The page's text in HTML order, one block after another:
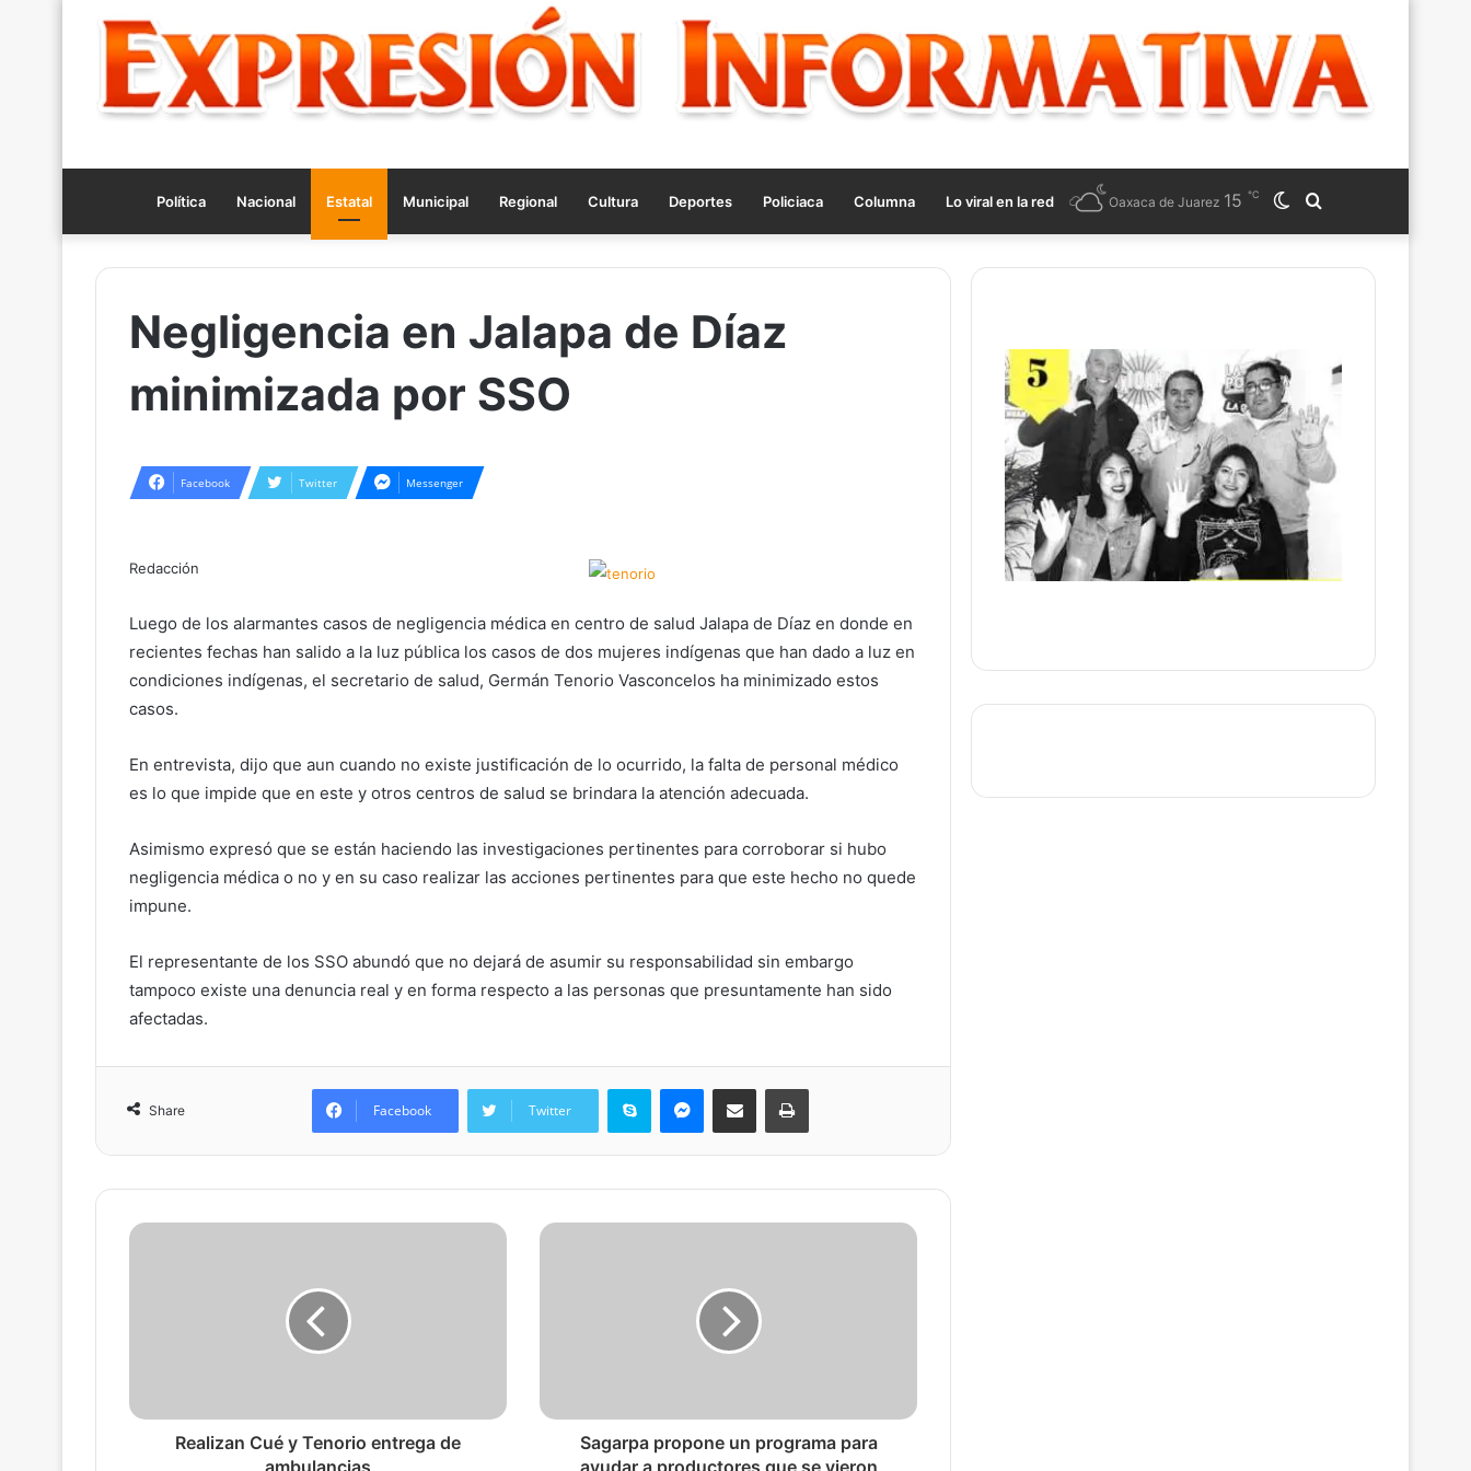
Política Nacional Estatal Municipal Regional Cultura Deportes Policiaca Columna Lo viral en la red
for
Switch
skin
Oaxaca de Juarez 15 ℃
Negligencia en Jalapa de Díaz
minimizada por SSO
Facebook Twitter Messenger
Redacción
Luego de los alarmantes casos de negligencia médica en centro de salud Jalapa de Díaz en donde en
recientes fechas han salido a la luz pública los casos de dos mujeres indígenas que han dado a luz en
condiciones indígenas, el secretario de salud, Germán Tenorio Vasconcelos ha minimizado estos
casos.
En entrevista, dijo que aun cuando no existe justificación de lo ocurrido, la falta de personal médico
es lo que impide que en este y otros centros de salud se brindara la atención adecuada.
Asimismo expresó que se están haciendo las investigaciones pertinentes para corroborar si hubo
negligencia médica o no y en su caso realizar las acciones pertinentes para que este hecho no quede
impune.
El representante de los SSO abundó que no dejará de asumir su responsabilidad sin embargo
tampoco existe una denuncia real y en forma respecto a las personas que presuntamente han sido
afectadas.
Share Facebook Twitter
Skype Messenger
Share via Email Print
Realizan Cué y Tenorio entrega de
Sagarpa propone un programa para